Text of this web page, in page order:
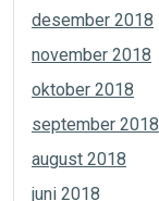
desember 2018
november 2018
oktober 2018
september 2018
august 2018
juni 2018